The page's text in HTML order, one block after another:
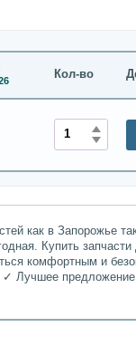
Кол-во
как в Запорожье
Купить
комфортным и
: ✓ Лучшее